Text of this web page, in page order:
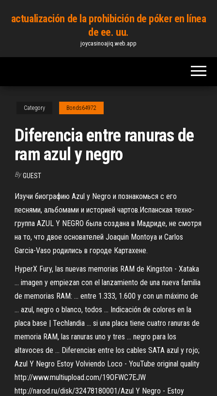
actualización de la prohibición de póker en línea
de ee. uu.
joycasinoajiq.web.app
Category Bonds64972
Diferencia entre ranuras de
ram azul y negro
By GUEST
Изучи биографию Azul y Negro и познакомься с его
песнями, альбомами и историей чартов.Испанская техно-
группа AZUL Y NEGRO была создана в Мадриде, не смотря
на то, что двое основателей Joaquin Montoya и Carlos
Garcia-Vaso родились в городе Картахене.
HyperX Fury, las nuevas memorias RAM de Kingston - Xataka
... imagen y empiezan con el lanzamiento de una nueva familia
de memorias RAM: ... entre 1.333, 1.600 y con un máximo de
... azul, negro o blanco, todos ... Indicación de colores en la
placa base | Techlandia ... si una placa tiene cuatro ranuras de
memoria RAM, las ranuras uno y tres ... negro para los
altavoces de ... Diferencias entre los cables SATA azul y rojo;
Azul Y Negro Estoy Volviendo Loco - YouTube original quality
http://www.multiupload.com/19OFWC7EJW
http://narod.ru/disk/32478180001/Azul Y Negro - Estoy